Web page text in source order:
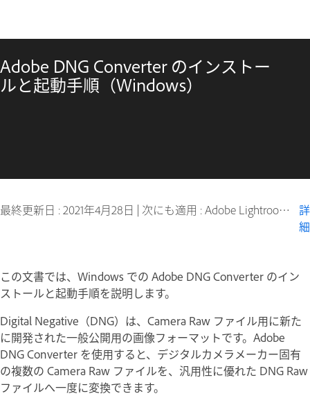
Adobe DNG Converter のインストー
ルと起動手順（Windows）
最終更新日 :2021年4月28日 | 次にも適用 : Adobe Lightroom, Adobe Photoshop, Photoshop Elements, Premiere Elements
詳
細
この文書では、Windows での Adobe DNG Converter のイン
ストールと起動手順を説明します。
Digital Negative（DNG）は、Camera Raw ファイル用に新た
に開発された一般公開用の画像フォーマットです。Adobe
DNG Converter を使用すると、デジタルカメラメーカー固有
の複数の Camera Raw ファイルを、汎用性に優れた DNG Raw
ファイルへ一度に変換できます。